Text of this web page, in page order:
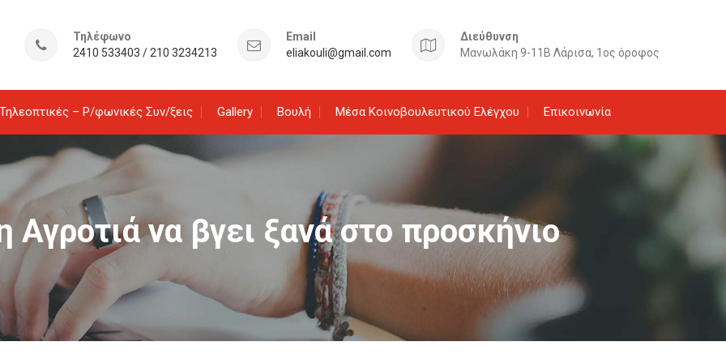
Τηλέφωνο
2410 533403 / 210 3234213
Email
eliakouli@gmail.com
Διεύθυνση
Μανωλάκη 9-11Β Λάρισα, 1ος όροφος
Τηλεοπτικές – Ρ/φωνικές Συν/ξεις Gallery Βουλή Μέσα Κοινοβουλευτικού Ελέγχου Επικοινωνία
να βγει ξανά στο προσκήνιο